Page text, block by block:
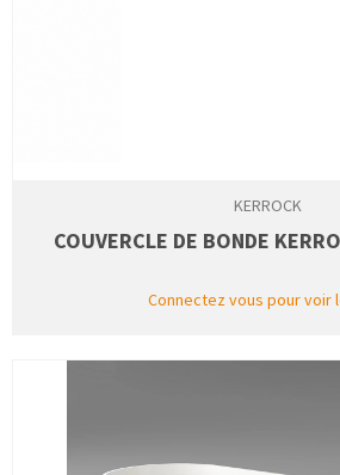
KERROCK
COUVERCLE DE BONDE
Connectez vous pour voir